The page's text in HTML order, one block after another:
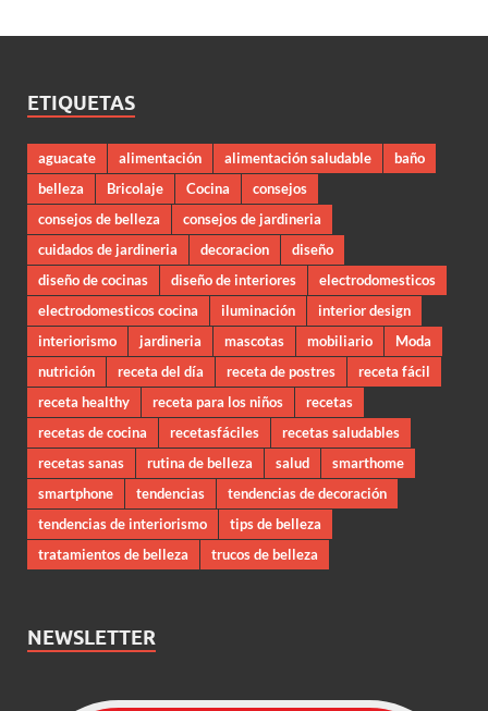
ETIQUETAS
aguacate alimentación alimentación saludable
baño
belleza
Bricolaje Cocina
consejos
consejos de belleza
consejos de jardineria
cuidados de jardineria
decoracion
diseño
diseño de cocinas
diseño de interiores
electrodomesticos
electrodomesticos cocina
iluminación
interior design
interiorismo
jardineria mascotas mobiliario
Moda
nutrición
receta del día receta de postres
receta fácil
receta healthy
receta para los niños
recetas
recetas de cocina
recetasfáciles
recetas saludables
recetas sanas
rutina de belleza salud
smarthome
smartphone
tendencias
tendencias de decoración
tendencias de interiorismo
tips de belleza
tratamientos de belleza
trucos de belleza
NEWSLETTER